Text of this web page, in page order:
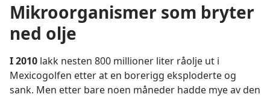
Mikroorganismer som bryter
ned olje
I 2010 lakk nesten 800 millioner liter råolje ut i
Mexicogolfen etter at en borerigg eksploderte og
sank. Men etter bare noen måneder hadde mye av den